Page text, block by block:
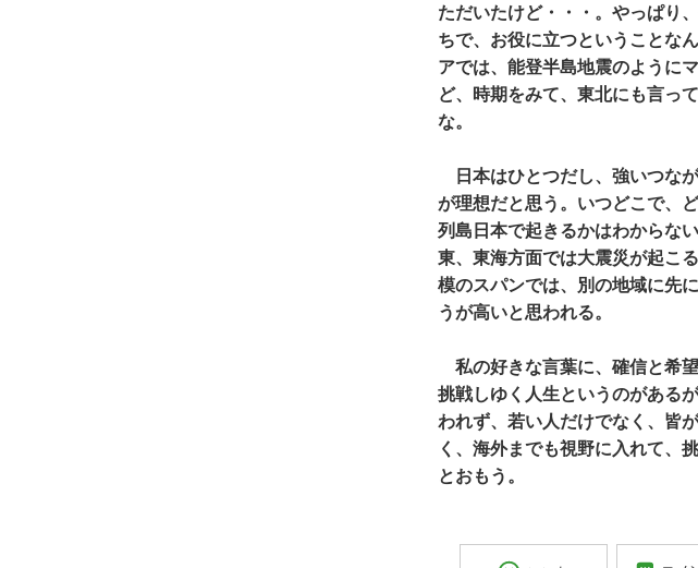
ただいたけど・・・。やっぱり
ちで、お役に立つということな
アでは、能登半島地震のように
ど、時期をみて、東北にも言っ
な。
日本はひとつだし、強いつな
が理想だと思う。いつどこで、
列島日本で起きるかはわからな
東、東海方面では大震災が起こ
模のスパンでは、別の地域に先
うが高いと思われる。
私の好きな言葉に、確信と希
挑戦しゆく人生というのがある
われず、若い人だけでなく、皆
く、海外までも視野に入れて、
とおもう。